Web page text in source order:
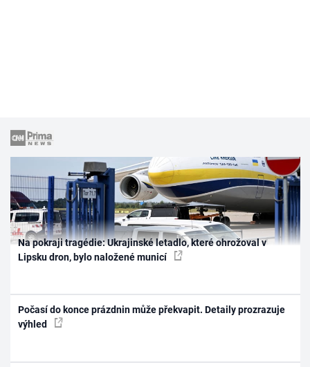
Na pokraji tragédie: Ukrajinské letadlo, které ohrožoval v
Lipsku dron, bylo naložené municí
Počasí do konce prázdnin může překvapit. Detaily prozrazuje
výhled